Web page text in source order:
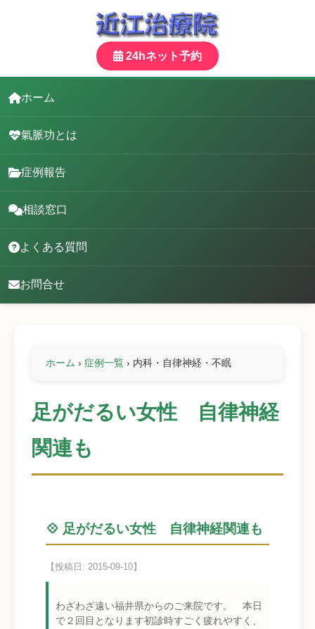
24hネット予約
ホーム
氣脈功とは
症例報告
相談窓口
よくある質問
お問合せ
ホーム › 症例一覧 › 内科・自律神経・不眠
足がだるい女性 自律神経
関連も
💠 足がだるい女性 自律神経関連も
【投稿日: 2015-09-10】
わざわざ遠い福井県からのご来院です。 本日
で２回目となります初診時すごく疲れやすく、